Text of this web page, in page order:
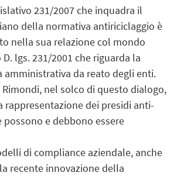
231/2007 che inquadra il
della normativa antiriciclaggio è
nella sua relazione col mondo
lgs. 231/2001 che riguarda la
amministrativa da reato degli enti.
Rimondi, nel solco di questo dialogo,
rappresentazione dei presidi anti-
possono e debbono essere
di compliance aziendale, anche
recente innovazione della